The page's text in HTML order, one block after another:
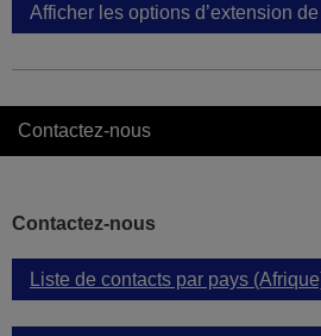
Afficher les options d’extension
Contactez-nous
Contactez-nous
Liste de contacts par pays